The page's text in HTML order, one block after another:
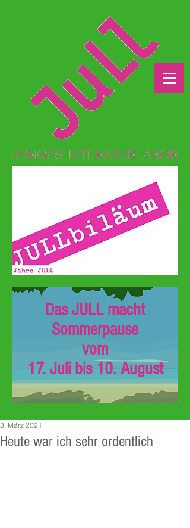
Das JULL macht
Sommerpause
vom
17. Juli bis 10. August
Heute war ich sehr ordentlich
3. März 2021